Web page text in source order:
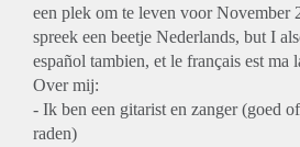
een plek om te leven voor November
spreek een beetje Nederlands, but I
español tambien, et le français est ma
Over mij:
- Ik ben een gitarist en zanger (goed
raden)